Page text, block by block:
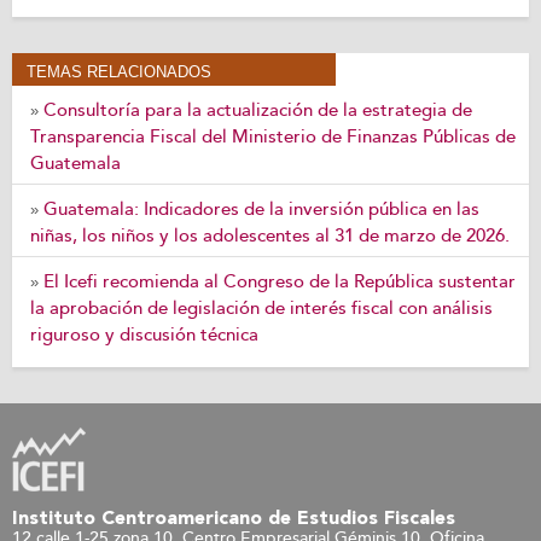
TEMAS RELACIONADOS
» Consultoría para la actualización de la estrategia de
Transparencia Fiscal del Ministerio de Finanzas Públicas de
Guatemala
» Guatemala: Indicadores de la inversión pública en las
niñas, los niños y los adolescentes al 31 de marzo de 2026.
» El Icefi recomienda al Congreso de la República sustentar
la aprobación de legislación de interés fiscal con análisis
riguroso y discusión técnica
Instituto Centroamericano de Estudios Fiscales